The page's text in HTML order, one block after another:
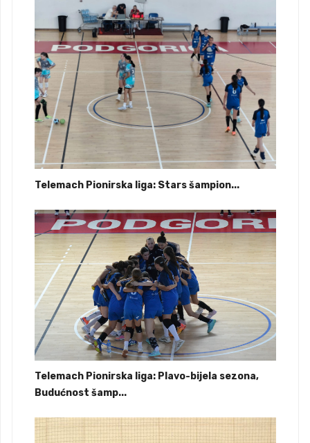
Telemach Pionirska liga: Stars šampion...
Telemach Pionirska liga: Plavo-bijela sezona,
Budućnost šamp...